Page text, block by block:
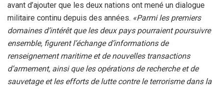
avant d’ajouter que les deux nations ont mené un dialogue
militaire continu depuis des années. «Parmi les premiers
domaines d’intérêt que les deux pays pourraient poursuivre
ensemble, figurent l’échange d’informations de
renseignement maritime et de nouvelles transactions
d’armement, ainsi que les opérations de recherche et de
sauvetage et les efforts de lutte contre le terrorisme dans la